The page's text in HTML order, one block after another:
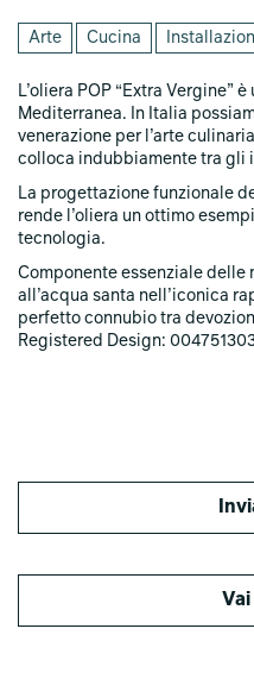
Arte Cucina
L’oliera POP “Extra Vergine”
Mediterranea. In Italia
venerazione per l’arte
colloca indubbiamente tra gli
La progettazione funzionale
rende l’oliera un ottimo
tecnologia.
Componente essenziale delle
all’acqua santa nell’iconica
perfetto connubio tra
Registered Design: